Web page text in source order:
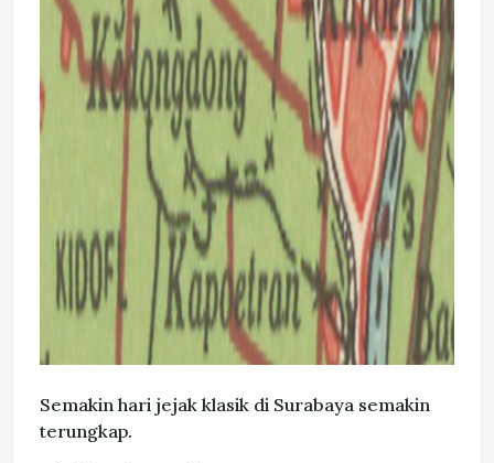
Semakin hari jejak klasik di Surabaya semakin
terungkap.